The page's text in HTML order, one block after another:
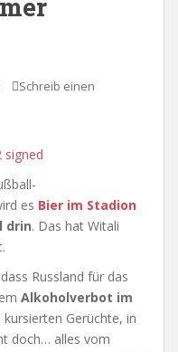
Schreib einen
es Bier im Stadion
drin. Das hat Witali
Russland für das
Alkoholverbot im
kursierten Gerüchte, in
doch… alles vom